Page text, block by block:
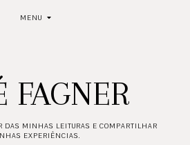
MENU
FAGNER
DAS MINHAS LEITURAS E COMPARTILHAR
EXPERIÊNCIAS.